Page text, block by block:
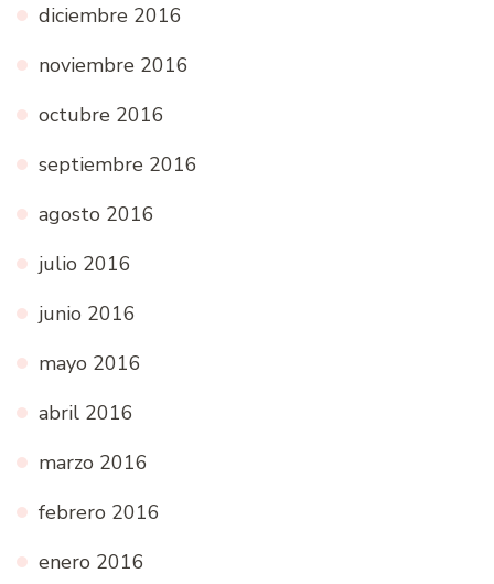
diciembre 2016
noviembre 2016
octubre 2016
septiembre 2016
agosto 2016
julio 2016
junio 2016
mayo 2016
abril 2016
marzo 2016
febrero 2016
enero 2016